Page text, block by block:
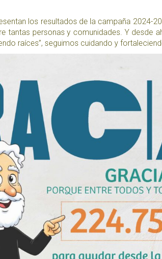
los resultados de la campaña 2024-
tantas personas y comunidades. Y desde
raíces”, seguimos cuidando y